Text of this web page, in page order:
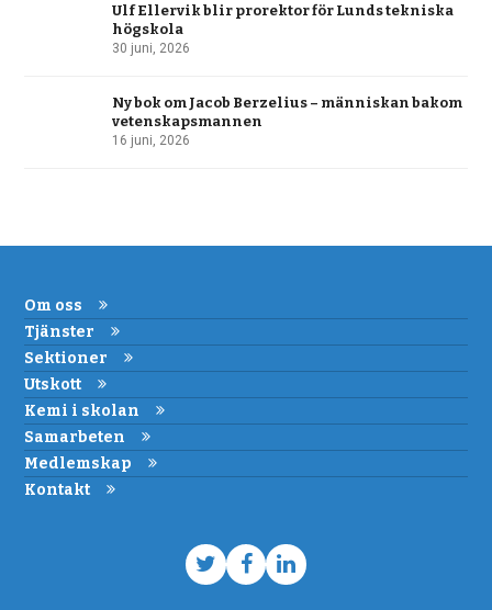
Ulf Ellervik blir prorektor för Lunds tekniska
högskola
30 juni, 2026
Ny bok om Jacob Berzelius – människan bakom
vetenskapsmannen
16 juni, 2026
Om oss
Tjänster
Sektioner
Utskott
Kemi i skolan
Samarbeten
Medlemskap
Kontakt
TwitterFacebook
LinkedIn